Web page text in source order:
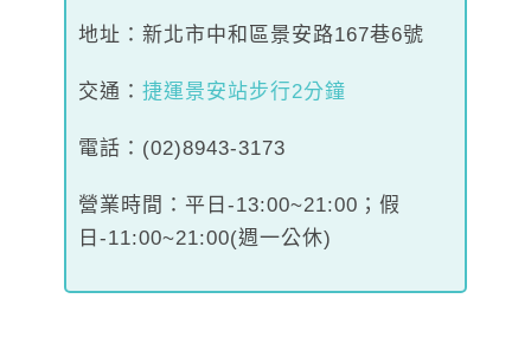
地址：新北市中和區景安路167巷6號
交通： 捷運景安站步行2分鐘
電話：(02)8943-3173
營業時間：平日-13:00~21:00；假
日-11:00~21:00(週一公休)